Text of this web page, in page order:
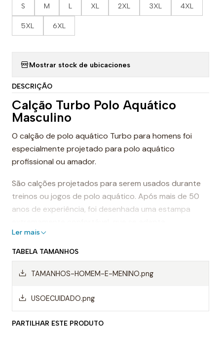
S M L XL 2XL 3XL 4XL
5XL 6XL
Mostrar stock de ubicaciones
DESCRIÇÃO
Calção Turbo Polo Aquático
Masculino
O calção de polo aquático Turbo para homens foi
especialmente projetado para polo aquático
profissional ou amador.
São calções projetados para serem usados durante
treinos ou jogos de polo aquático. Após mais de 50
anos de experiência, foi desenhada uma estampa
perfeitamente ao corpo, proporcionando conforto e
sensação de leveza.
Dessa forma, os calções de polo aquático facilitam a
permitindo um movimento mais rápido ao nadar.
Ler mais
TABELA TAMANHOS
TAMANHOS-HOMEM-E-MENINO.png
USOECUIDADO.png
PARTILHAR ESTE PRODUTO